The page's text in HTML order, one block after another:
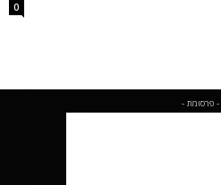
0
- פרסומת -